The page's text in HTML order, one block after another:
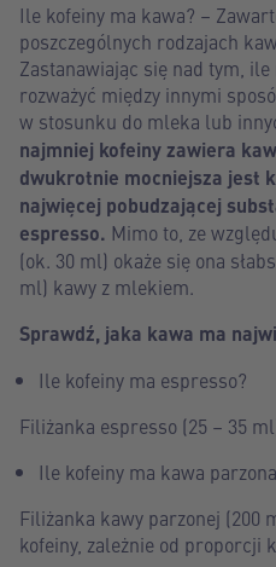
Ile kofeiny ma kawa? –
poszczególnych rodzajach kaw
Zastanawiając się nad tym,
rozważyć między innymi
w stosunku do mleka lub
najmniej kofeiny zawiera
dwukrotnie mocniejsza jest
najwięcej pobudzającej
espresso. Mimo to, ze
(ok. 30 ml) okaże się ona
ml) kawy z mlekiem.
Sprawdź, jaka kawa ma
Ile kofeiny ma espresso?
Filiżanka espresso (25 – 35
Ile kofeiny ma kawa
Filiżanka kawy parzonej (200
kofeiny, zależnie od proporcji